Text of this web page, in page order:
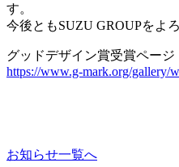
す。
今後ともSUZU GROUPをよ
グッドデザイン賞受賞ページ
https://www.g-mark.org/gallery/
お知らせ一覧へ